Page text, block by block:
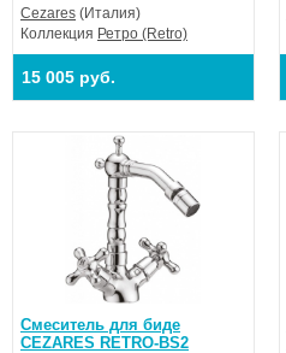
Cezares (Италия)
Коллекция Ретро (Retro)
15 005 руб.
Смеситель для биде
CEZARES RETRO-BS2